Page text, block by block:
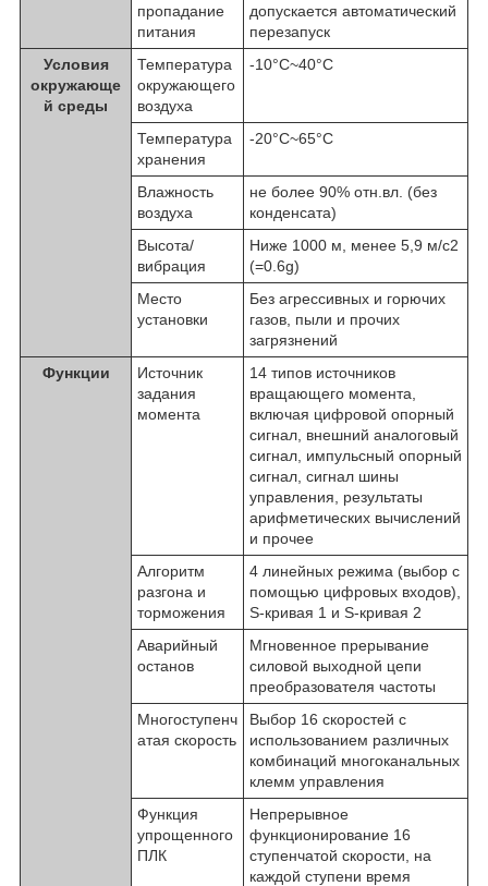
пропадание
питания
допускается автоматический
перезапуск
Условия
окружающе
й среды
Температура
окружающего
воздуха
-10°C~40°C
Температура
хранения
-20°C~65°C
Влажность
воздуха
не более 90% отн.вл. (без
конденсата)
Высота/
вибрация
Ниже 1000 м, менее 5,9 м/с2
(=0.6g)
Место
установки
Без агрессивных и горючих
газов, пыли и прочих
загрязнений
Функции
Источник
задания
момента
14 типов источников
вращающего момента,
включая цифровой опорный
сигнал, внешний аналоговый
сигнал, импульсный опорный
сигнал, сигнал шины
управления, результаты
арифметических вычислений
и прочее
Алгоритм
разгона и
торможения
4 линейных режима (выбор с
помощью цифровых входов),
S-кривая 1 и S-кривая 2
Аварийный
останов
Мгновенное прерывание
силовой выходной цепи
преобразователя частоты
Многоступенч
атая скорость
Выбор 16 скоростей с
использованием различных
комбинаций многоканальных
клемм управления
Функция
упрощенного
ПЛК
Непрерывное
функционирование 16
ступенчатой скорости, на
каждой ступени время